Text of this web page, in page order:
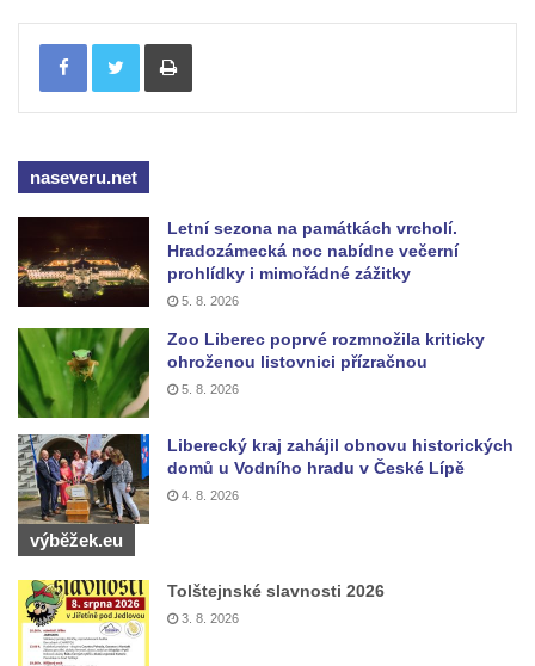
Tisknout
naseveru.net
Letní sezona na památkách vrcholí.
Hradozámecká noc nabídne večerní
prohlídky i mimořádné zážitky
5. 8. 2026
Zoo Liberec poprvé rozmnožila kriticky
ohroženou listovnici přízračnou
5. 8. 2026
Liberecký kraj zahájil obnovu historických
domů u Vodního hradu v České Lípě
4. 8. 2026
výběžek.eu
Tolštejnské slavnosti 2026
3. 8. 2026